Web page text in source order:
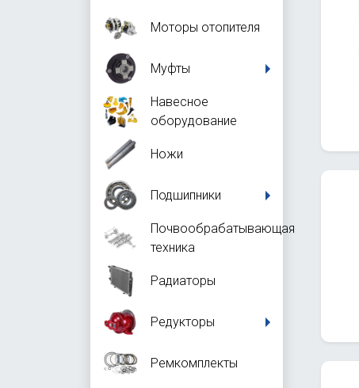
Моторы отопителя
Муфты
Навесное
оборудование
Ножи
Подшипники
Почвообрабатывающая
техника
Радиаторы
Редукторы
Ремкомплекты